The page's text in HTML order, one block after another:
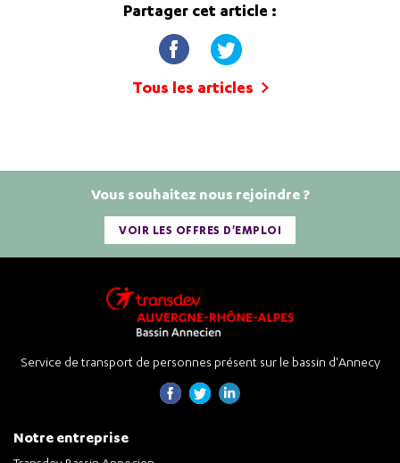
Partager cet article :
Tous les articles
Vous souhaitez nous rejoindre ?
VOIR LES OFFRES D'EMPLOI
Service de transport de personnes présent sur le bassin d'Annecy
Notre entreprise